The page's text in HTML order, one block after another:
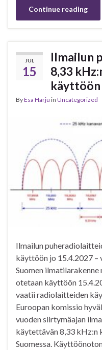
Continue reading
JUL
15
Ilmailun
8,33
käyttöön
ByEsa Harju in Uncategorized
Ilmailun
käyttöön jo 15.4.2027 –
Suomen
otetaan käyttöön
vaatii radiolaitteiden
Euroopan komissio
vuoden siirtymäajan
käytettävän 8,33 kHz:n
Suomessa.